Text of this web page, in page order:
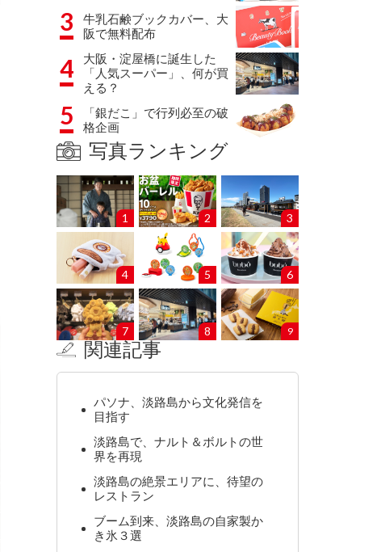
3
牛乳石鹸ブックカバー、大
阪で無料配布
4
大阪・淀屋橋に誕生した
「人気スーパー」、何が買
える？
5
「銀だこ」で行列必至の破
格企画
写真ランキング
1 2 3
4 5 6
7 8 9
関連記事
パソナ、淡路島から文化発信を
目指す
淡路島で、ナルト＆ボルトの世
界を再現
淡路島の絶景エリアに、待望の
レストラン
ブーム到来、淡路島の自家製か
き氷３選